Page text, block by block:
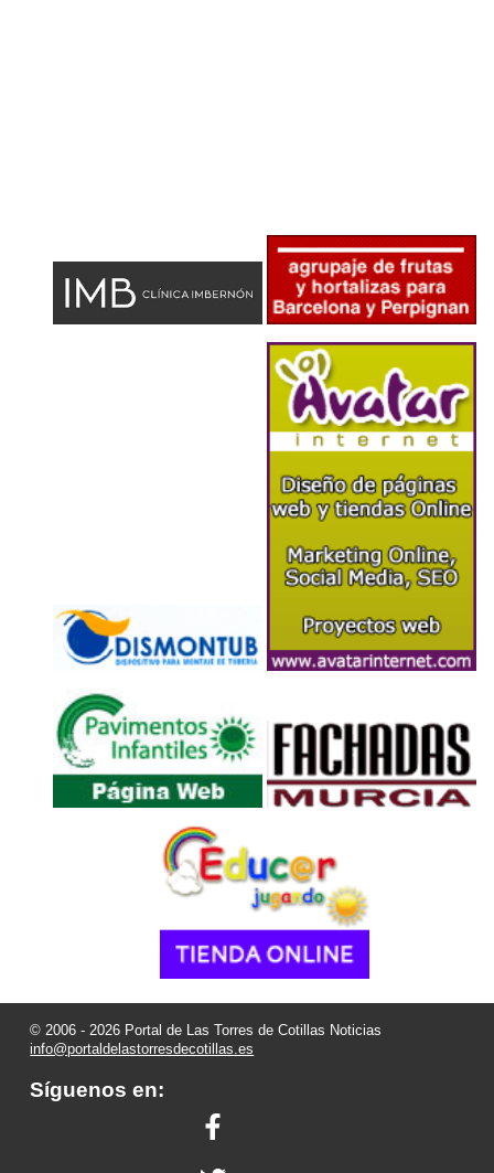
© 2006 - 2026 Portal de Las Torres de Cotillas Noticias
info@portaldelastorresdecotillas.es
Síguenos en: